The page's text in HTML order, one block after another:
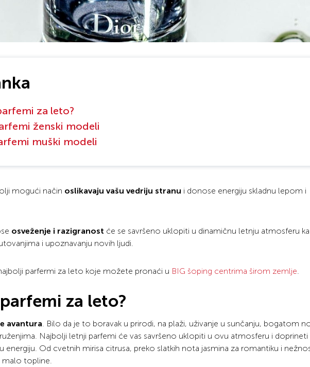
za leto?
ženski modeli
muški modeli
mogući način oslikavaju vašu vedriju stranu i donose energiju skladnu lepom i
osveženje i razigranost će se savršeno uklopiti u dinamičnu letnju atmosferu
i upoznavanju novih ljudi.
parfermi za leto koje možete pronaći u BIG šoping centrima širom zemlje
za leto?
avantura . Bilo da je to boravak u prirodi, na plaži, uživanje u sunčanju, bogatom
Najbolji letnji parfemi će vas savršeno uklopiti u ovu atmosferu i
energiju. Od cvetnih mirisa citrusa, preko slatkih nota jasmina za romantiku i
malo topline.